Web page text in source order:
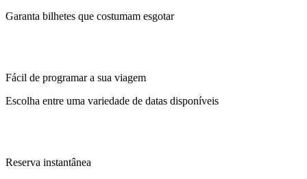
Garanta bilhetes que costumam esgotar
Fácil de programar a sua viagem
Escolha entre uma variedade de datas disponíveis
Reserva instantânea